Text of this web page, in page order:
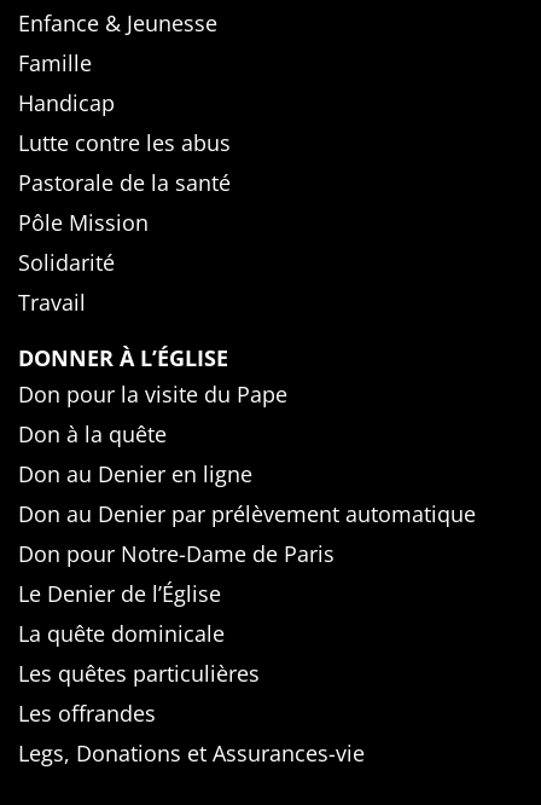
Enfance & Jeunesse
Famille
Handicap
Lutte contre les abus
Pastorale de la santé
Pôle Mission
Solidarité
Travail
DONNER À L’ÉGLISE
Don pour la visite du Pape
Don à la quête
Don au Denier en ligne
Don au Denier par prélèvement automatique
Don pour Notre-Dame de Paris
Le Denier de l’Église
La quête dominicale
Les quêtes particulières
Les offrandes
Legs, Donations et Assurances-vie